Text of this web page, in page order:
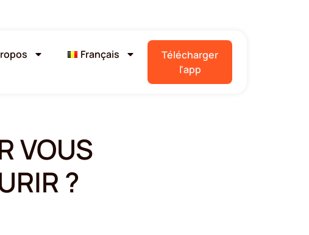
Français
Télécharger
l'app
VOUS
?